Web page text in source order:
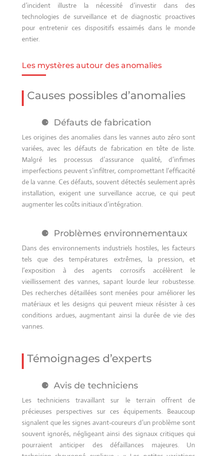
d’incident illustre la nécessité d’investir dans des
technologies de surveillance et de diagnostic proactives
pour entretenir ces dispositifs essaimés dans le monde
entier.
Les mystères autour des anomalies
Causes possibles d’anomalies
Défauts de fabrication
Les origines des anomalies dans les vannes auto zéro sont
variées, avec les défauts de fabrication en tête de liste.
Malgré les processus d’assurance qualité, d’infimes
imperfections peuvent s’infiltrer, compromettant l’efficacité
de la vanne. Ces défauts, souvent détectés seulement après
installation, exigent une surveillance accrue, ce qui peut
augmenter les coûts initiaux d’intégration.
Problèmes environnementaux
Dans des environnements industriels hostiles, les facteurs
tels que des températures extrêmes, la pression, et
l’exposition à des agents corrosifs accélèrent le
vieillissement des vannes, sapant lourde leur robustesse.
Des recherches détaillées sont menées pour améliorer les
matériaux et les designs qui peuvent mieux résister à ces
conditions ardues, augmentant ainsi la durée de vie des
vannes.
Témoignages d’experts
Avis de techniciens
Les techniciens travaillant sur le terrain offrent de
précieuses perspectives sur ces équipements. Beaucoup
signalent que les signes avant-coureurs d’un problème sont
souvent ignorés, négligeant ainsi des signaux critiques qui
pourraient anticiper des défaillances majeures. Un